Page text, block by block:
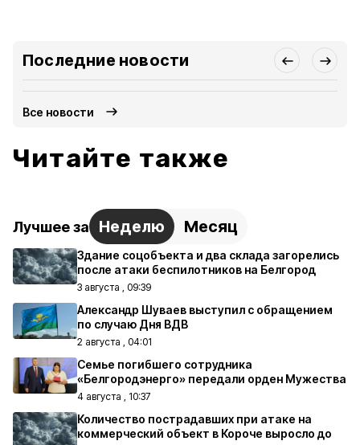
Последние новости
Все новости
Читайте также
Лучшее за Неделю Месяц
Здание соцобъекта и два склада загорелись
после атаки беспилотников на Белгород
3 августа , 09:39
Александр Шуваев выступил с обращением
по случаю Дня ВДВ
2 августа , 04:01
Семье погибшего сотрудника
«Белгородэнерго» передали орден Мужества
4 августа , 10:37
Количество пострадавших при атаке на
коммерческий объект в Короче выросло до